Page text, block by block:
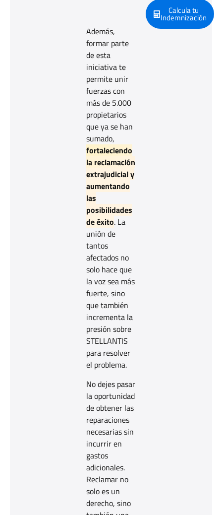
Además,
formar parte
de esta
iniciativa te
permite unir
fuerzas con
más de 5.000
propietarios
que ya se han
sumado,
fortaleciendo
la reclamación
extrajudicial y
aumentando
las
posibilidades
de éxito. La
unión de
tantos
afectados no
solo hace que
la voz sea más
fuerte, sino
que también
incrementa la
presión sobre
STELLANTIS
para resolver
el problema.
No dejes pasar
la oportunidad
de obtener las
reparaciones
necesarias sin
incurrir en
gastos
adicionales.
Reclamar no
solo es un
derecho, sino
Calcula tu
Indemnización